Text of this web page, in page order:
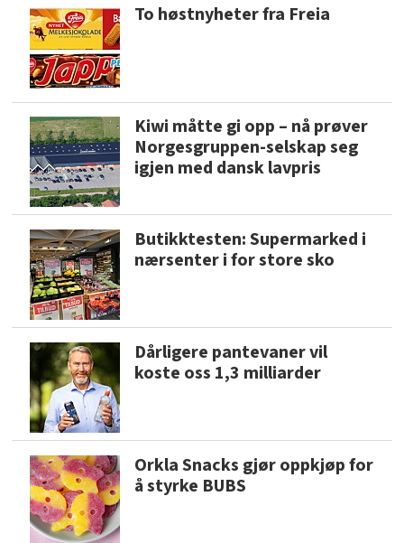
To høstnyheter fra Freia
Kiwi måtte gi opp – nå prøver
Norgesgruppen-selskap seg
igjen med dansk lavpris
Butikktesten: Supermarked i
nærsenter i for store sko
Dårligere pantevaner vil
koste oss 1,3 milliarder
Orkla Snacks gjør oppkjøp for
å styrke BUBS